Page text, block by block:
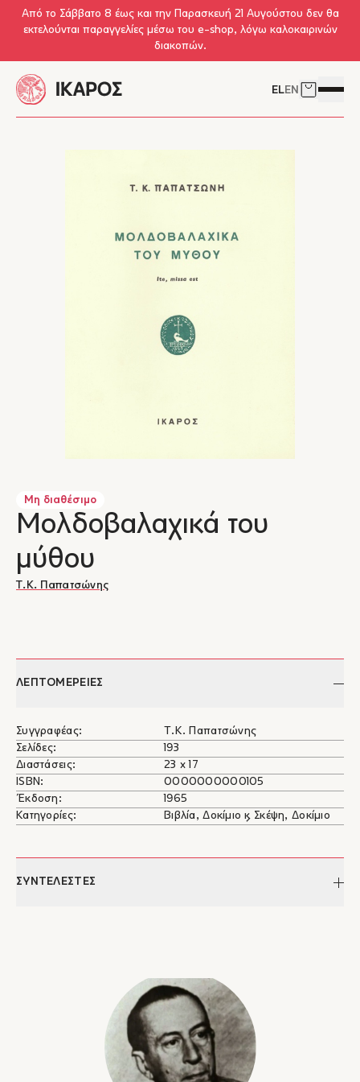
Skip to main content
Από το Σάββατο 8 έως και την Παρασκευή 21 Αυγούστου δεν θα
εκτελούνται παραγγελίες μέσω του e-shop, λόγω καλοκαιρινών
διακοπών.
ELEN Δείτε το
Μη διαθέσιμο
Μολδοβαλαχικά του
μύθου
Τ.Κ. Παπατσώνης
ΛΕΠΤΟΜΕΡΕΙΕΣ
Συγγραφέας:
Τ.Κ. Παπατσώνης
Σελίδες:
193
Διαστάσεις:
23 x 17
ISBN:
0000000000105
Έκδοση:
1965
Κατηγορίες:
Βιβλία, Δοκίμιο & Σκέψη, Δοκίμιο
ΣΥΝΤΕΛΕΣΤΕΣ
δημοσίευσε τα πρώτα του ποιήματα στην εφημερίδα
Ακρόπολις. Σπούδασε Νομική και Πολιτικές Επιστήμες στο
Πανεπιστήμιο Αθηνών ως το 1920 και το 1927 παρακολούθησε
μαθήματα οικονομικών επιστημών στο Πανεπιστήμιο της
Γενεύης. Από το 1914 και για σαράντα χρόνια εργάστηκε στο
Υπουργείο Οικονομικών φτάνοντας ως τη θέση του Γενικού
Γραμματέα. Το 1928 έμεινε για μήνες στο Άγιο Όρος. Το 1932